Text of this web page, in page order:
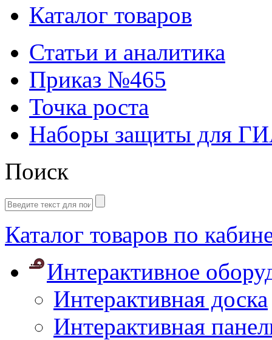
Каталог товаров
Статьи и аналитика
Приказ №465
Точка роста
Наборы защиты для
Поиск
Каталог товаров по
Интерактивное
Интерактивная доска
Интерактивная